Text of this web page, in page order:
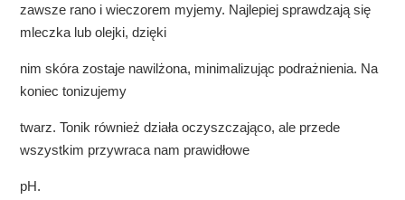
zawsze rano i wieczorem myjemy. Najlepiej sprawdzają się
mleczka lub olejki, dzięki
nim skóra zostaje nawilżona, minimalizując podrażnienia. Na
koniec tonizujemy
twarz. Tonik również działa oczyszczająco, ale przede
wszystkim przywraca nam prawidłowe
pH.